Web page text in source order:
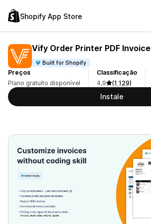
Shopify App Store
Vify Order Printer PDF Invoice
Built for Shopify
Preços
Plano gratuito disponível
Classificação
4,9
(1 129)
Instale